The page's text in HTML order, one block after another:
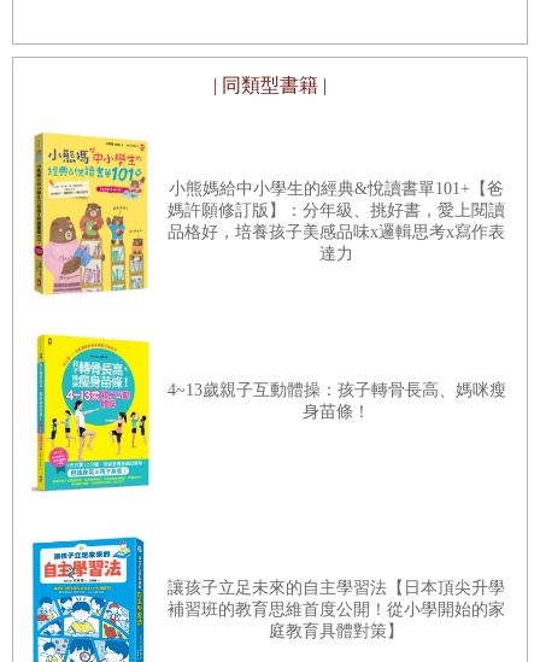
| 同類型書籍 |
小熊媽給中小學生的經典&悅讀書單101+【爸
媽許願修訂版】：分年級、挑好書，愛上閱讀
品格好，培養孩子美感品味x邏輯思考x寫作表
達力
4~13歲親子互動體操：孩子轉骨長高、媽咪瘦
身苗條！
讓孩子立足未來的自主學習法【日本頂尖升學
補習班的教育思維首度公開！從小學開始的家
庭教育具體對策】